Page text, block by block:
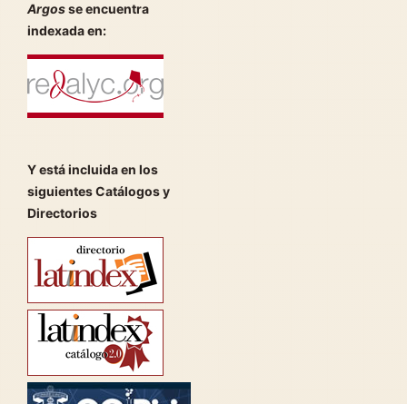
Argosse encuentra
indexada en:
Y está incluida en los
siguientes Catálogos y
Directorios